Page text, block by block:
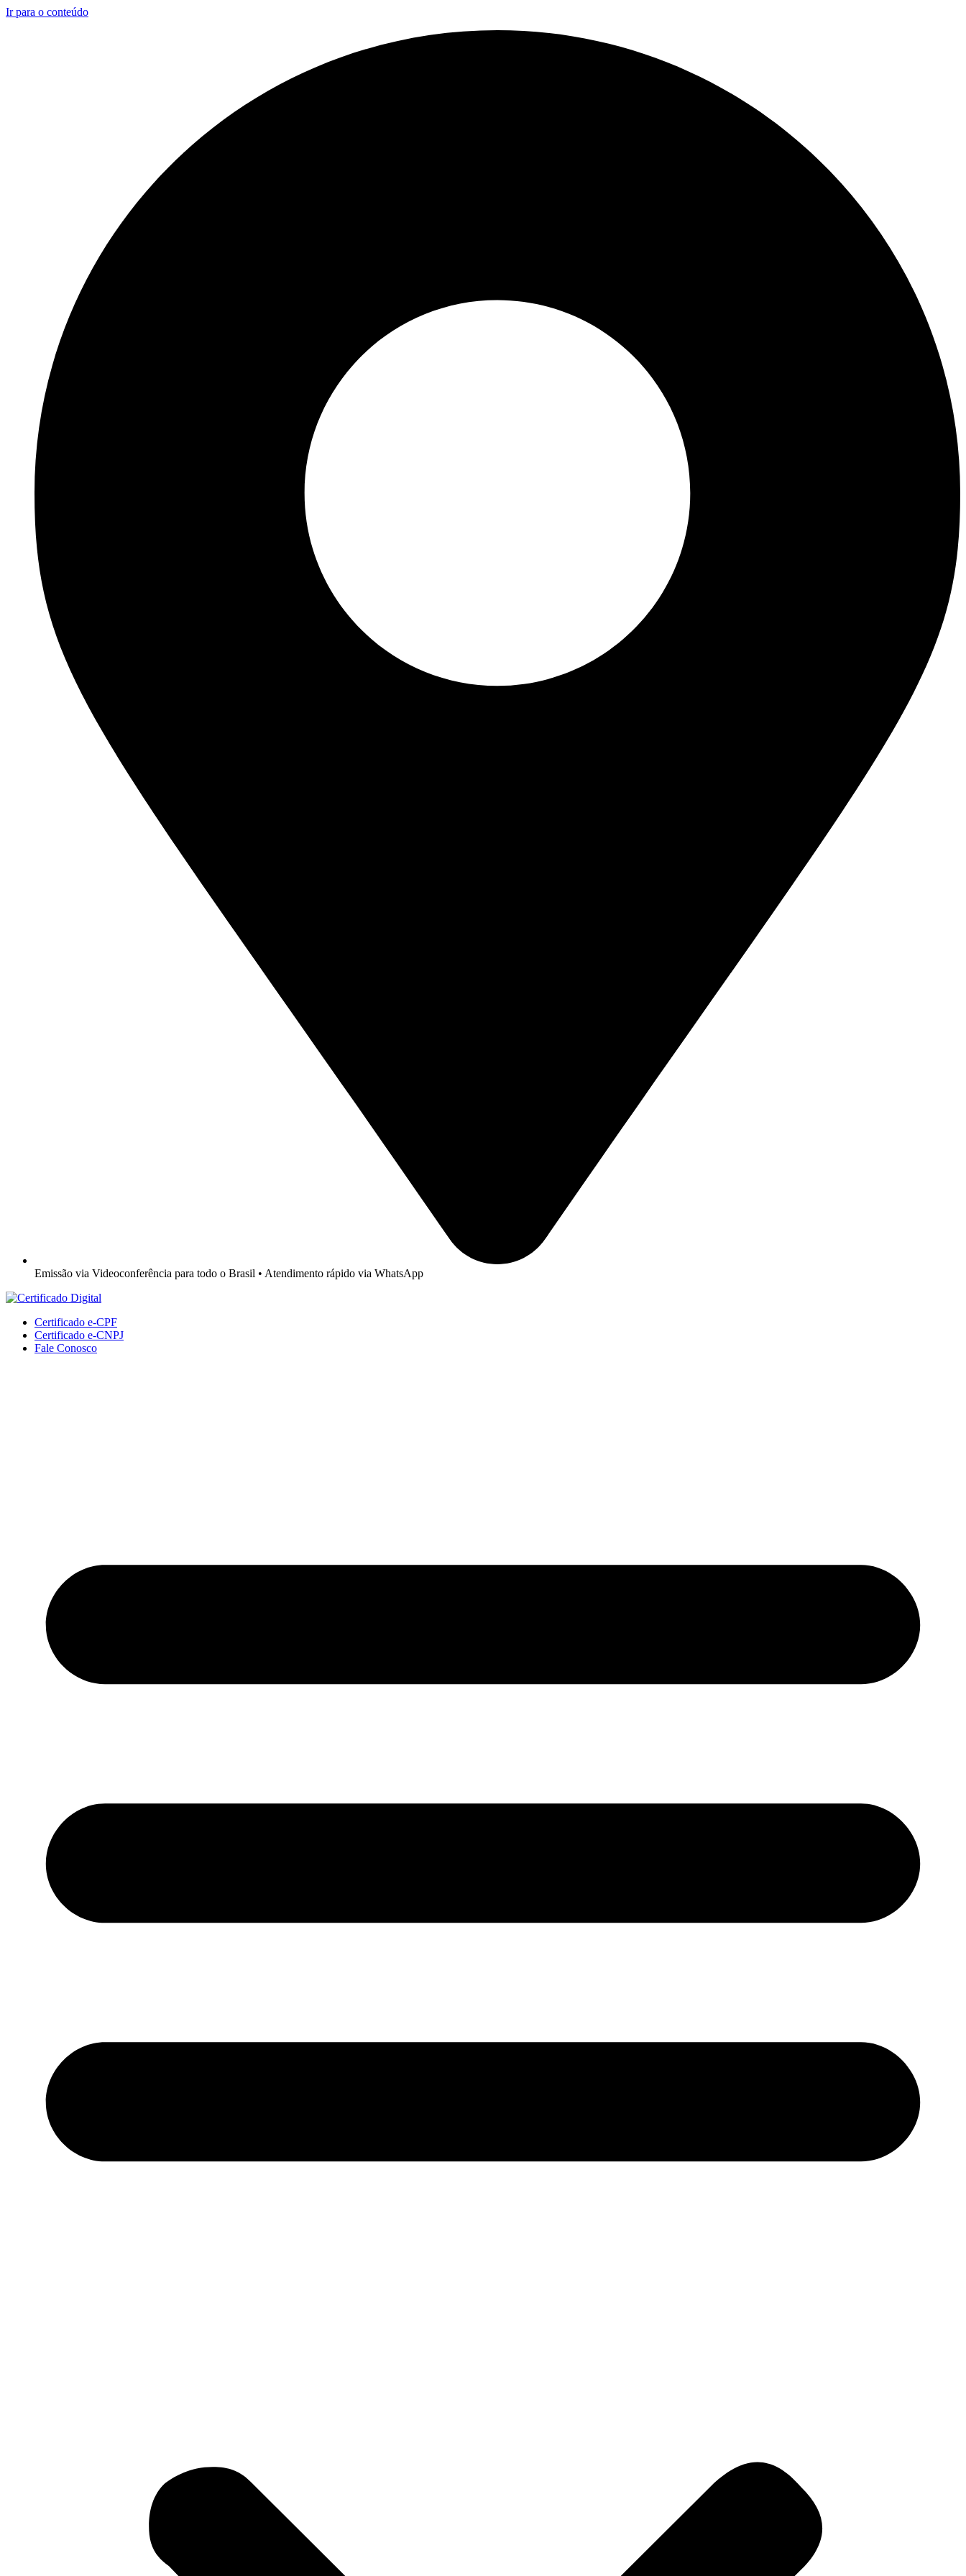
Ir para o conteúdo
Emissão via Videoconferência para todo o Brasil • Atendimento rápido via WhatsApp
Certificado e-CPF
Certificado e-CNPJ
Fale Conosco